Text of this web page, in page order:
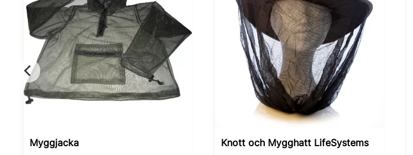
Myggjacka Knott och Mygghatt LifeSystems